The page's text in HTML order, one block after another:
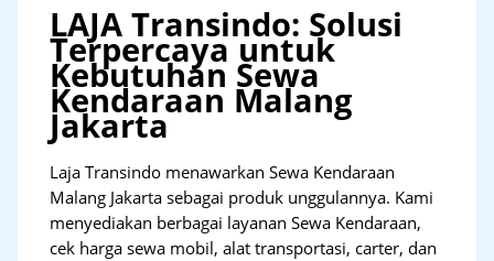
LAJA Transindo: Solusi
Terpercaya untuk
Kebutuhan Sewa
Kendaraan Malang
Jakarta
Laja Transindo menawarkan Sewa Kendaraan
Malang Jakarta sebagai produk unggulannya. Kami
menyediakan berbagai layanan Sewa Kendaraan,
cek harga sewa mobil, alat transportasi, carter, dan